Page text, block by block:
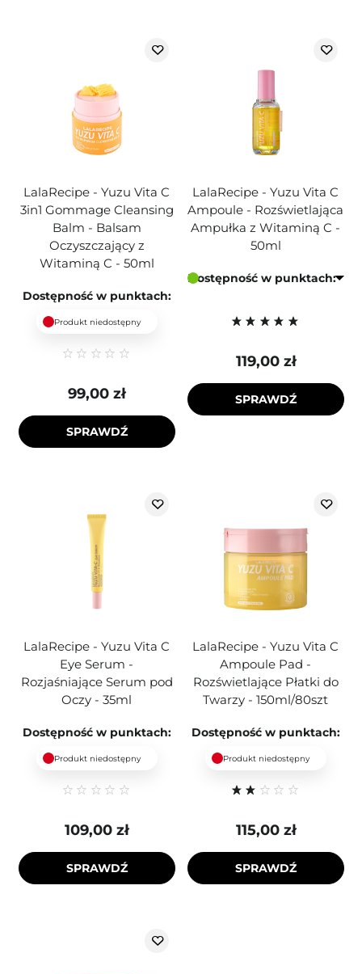
LalaRecipe - Yuzu Vita C
3in1 Gommage Cleansing
Balm - Balsam
Oczyszczający z
Witaminą C - 50ml
Dostępność w punktach:
Produkt niedostępny
99,00 zł
SPRAWDŹ
LalaRecipe - Yuzu Vita C
Ampoule - Rozświetlająca
Ampułka z Witaminą C -
50ml
Dostępność w punktach:
119,00 zł
SPRAWDŹ
LalaRecipe - Yuzu Vita C
Eye Serum -
Rozjaśniające Serum pod
Oczy - 35ml
Dostępność w punktach:
Produkt niedostępny
109,00 zł
SPRAWDŹ
LalaRecipe - Yuzu Vita C
Ampoule Pad -
Rozświetlające Płatki do
Twarzy - 150ml/80szt
Dostępność w punktach:
Produkt niedostępny
115,00 zł
SPRAWDŹ